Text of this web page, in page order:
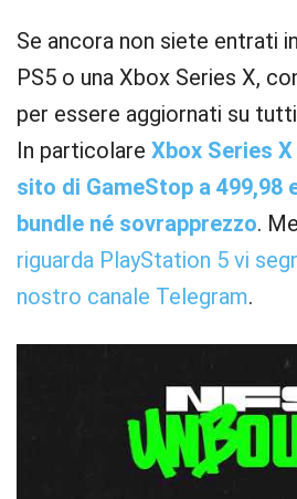
Se ancora non siete entrati
PS5 o una Xbox Series X,
per essere aggiornati su
In particolare Xbox Series
sito di GameStop a 499,98
bundle né sovrapprezzo.
riguarda PlayStation 5 vi
nostro canale Telegram.